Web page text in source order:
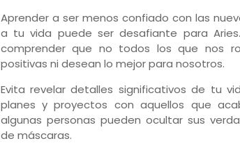
Aprender a ser menos confiado con las
a tu vida puede ser desafiante para
comprender que no todos los que nos
positivas ni desean lo mejor para nosotros.
Evita revelar detalles significativos de tu
planes y proyectos con aquellos que
algunas personas pueden ocultar sus
de máscaras.